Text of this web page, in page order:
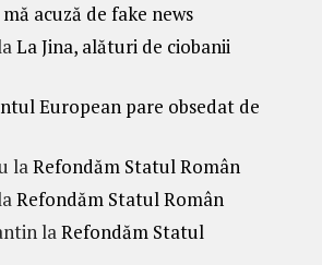
acuză de fake news
La Jina, alături de ciobanii
European pare obsedat de
laRefondăm Statul Român
Refondăm Statul Român
laRefondăm Statul